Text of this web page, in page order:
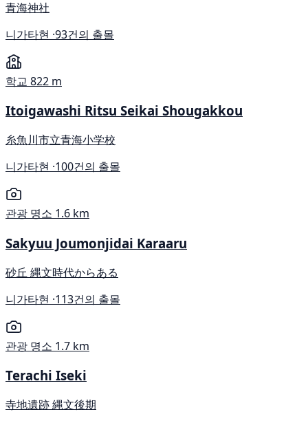
青海神社
니가타현 ·93건의 출몰
학교 822 m
Itoigawashi Ritsu Seikai Shougakkou
糸魚川市立青海小学校
니가타현 ·100건의 출몰
관광 명소 1.6 km
Sakyuu Joumonjidai Karaaru
砂丘 縄文時代からある
니가타현 ·113건의 출몰
관광 명소 1.7 km
Terachi Iseki
寺地遺跡 縄文後期